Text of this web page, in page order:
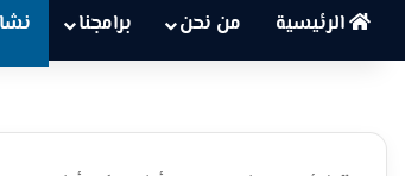
الرئيسية من نحن برامجنا